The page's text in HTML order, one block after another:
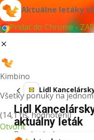
Aktuálne letáky
Pridať do Chrome -
Kimbino
Všetky ponuky na
(14,1 tis. hodnotení)
Otvoriť
Lidl
Lidl
aktuálny leták
Pre daný výraz sme